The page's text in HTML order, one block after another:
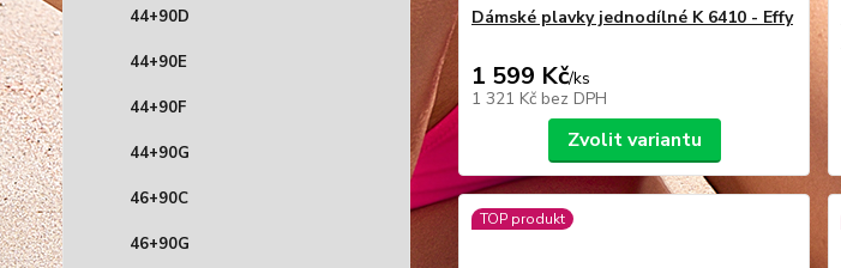
44+90D
44+90E
44+90F
44+90G
46+90C
46+90G
Dámské plavky jednodílné K 6410 - Effy
1 599 Kč/ks
1 321 Kč bez DPH
Zvolit variantu
TOP produkt